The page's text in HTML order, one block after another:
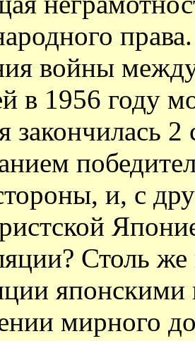
войны
в 1956 году
закончилась 2
и, с
Столь
мирного